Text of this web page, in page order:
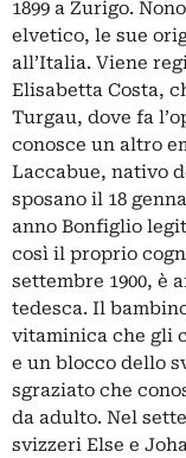
1899 a Zurigo.
elvetico, le sue
all’Italia. Viene
Elisabetta Costa,
Turgau, dove fa
conosce un altro
Laccabue, nativo
sposano il 18
anno Bonfiglio
così il proprio
settembre 1900, è
tedesca. Il
vitaminica che gli
e un blocco dello
sgraziato che
da adulto. Nel
svizzeri Else e